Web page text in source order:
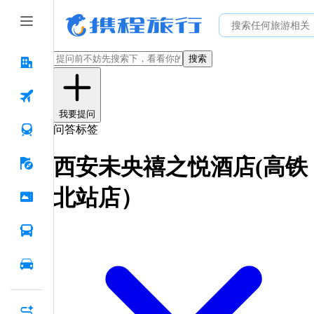
搜索
我要提问
问答标签
西安未央禧之悦酒店(高铁
北站店）